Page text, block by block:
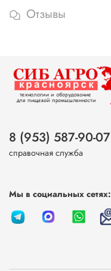
Отзывы
8 (953) 587-90-07
справочная служба
Мы в социальных сетях: